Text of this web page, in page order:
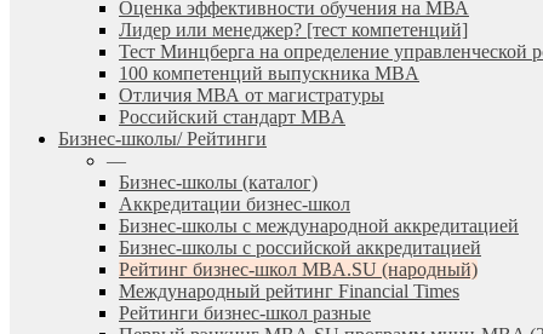
Оценка эффективности обучения на МВА
Лидер или менеджер? [тест компетенций]
Тест Минцберга на определение управленческой
100 компетенций выпускника MBA
Отличия МВА от магистратуры
Российский стандарт MBA
Бизнес-школы/ Рейтинги
—
Бизнес-школы (каталог)
Аккредитации бизнес-школ
Бизнес-школы с международной аккредитацией
Бизнес-школы с российской аккредитацией
Рейтинг бизнес-школ MBA.SU (народный)
Международный рейтинг Financial Times
Рейтинги бизнес-школ разные